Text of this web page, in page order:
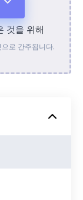
것을 위해
로 간주됩니다.